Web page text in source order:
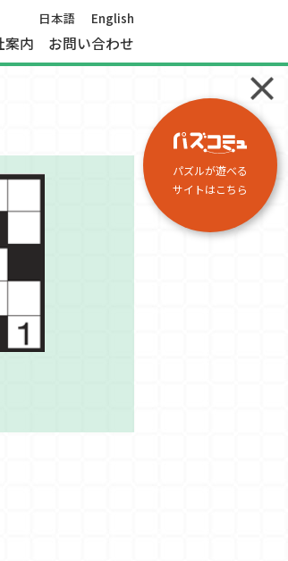
日本語 English
案内 お問い合わせ
パズルが遊べる
サイトはこちら